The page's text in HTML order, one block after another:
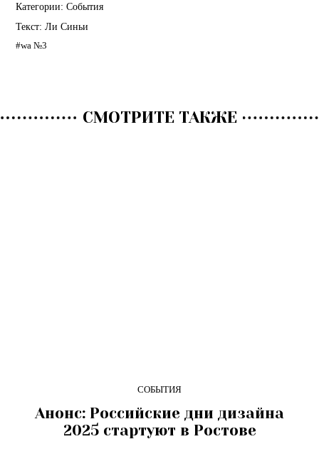
Категории:События
Текст:Ли Синьи
#wa №3
СМОТРИТЕ ТАКЖЕ
СОБЫТИЯ
Анонс: Российские дни дизайна
2025 стартуют в Ростове